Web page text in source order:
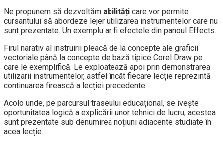
Ne propunem să dezvoltăm abilități care vor permite
cursantului să abordeze lejer utilizarea instrumentelor care nu
sunt prezentate. Un exemplu ar fi efectele din panoul Effects.
Firul narativ al instruirii pleacă de la concepte ale graficii
vectoriale până la concepte de bază tipice Corel Draw pe
care le exemplifică. Le exploatează apoi prin demonstrarea
utilizarii instrumentelor, astfel încât fiecare lecție reprezintă
continuarea firească a lecției precedente.
Acolo unde, pe parcursul traseului educațional, se ivește
oportunitatea logică a explicării unor tehnici de lucru, acestea
sunt prezentate sub denumirea noțiuni adiacente studiate în
acea lecție.